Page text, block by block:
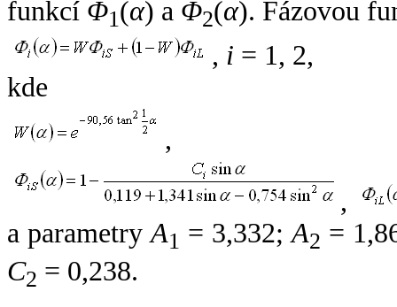
funkcí Φ1(α) a Φ2(α). Fázovou
, i = 1, 2,
kde
,
,
a parametryA1 = 3,332;A2 =
C2 = 0,238.